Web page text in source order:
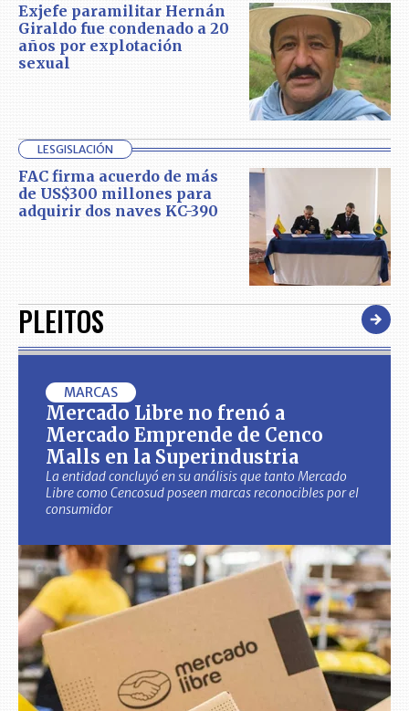
Exjefe paramilitar Hernán
Giraldo fue condenado a 20
años por explotación
sexual
LESGISLACIÓN
FAC firma acuerdo de más
de US$300 millones para
adquirir dos naves KC-390
PLEITOS
MARCAS
Mercado Libre no frenó a
Mercado Emprende de Cenco
Malls en la Superindustria
La entidad concluyó en su análisis que tanto Mercado
Libre como Cencosud poseen marcas reconocibles por el
consumidor